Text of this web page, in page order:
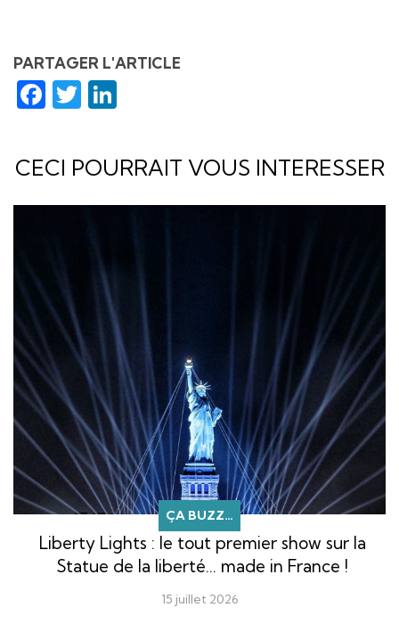
PARTAGER L'ARTICLE
Facebook
Twitter
CECI POURRAIT VOUS INTERESSER
ÇA BUZZ…
Liberty Lights : le tout premier show sur la
Statue de la liberté… made in France !
15 juillet 2026